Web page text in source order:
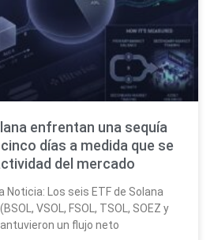
enfrentan una sequía
días a medida que se
del mercado
Noticia: Los seis ETF de Solana
VSOL, FSOL, TSOL, SOEZ y
un flujo neto